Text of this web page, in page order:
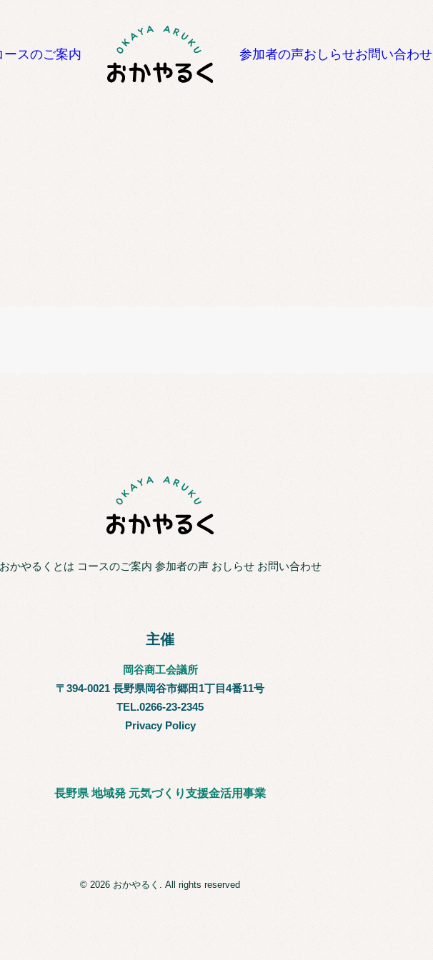
ースのご案内 参加者の声おしらせお問い合わせ
かやるくとは コースのご案内 参加者の声 おしらせ お問い合わせ
主催
岡谷商工会議所
〒394-0021 長野県岡谷市郷田1丁目4番11号
TEL.0266-23-2345
Privacy Policy
長野県 地域発 元気づくり支援金活用事業
© 2026 おかやるく. All rights reserved